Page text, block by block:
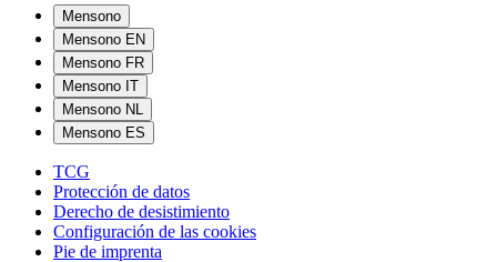
Mensono
Mensono EN
Mensono FR
Mensono IT
Mensono NL
Mensono ES
TCG
Protección de datos
Derecho de desistimiento
Configuración de las cookies
Pie de imprenta